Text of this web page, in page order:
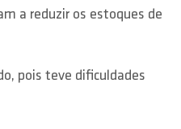
a reduzir os estoques de
pois teve dificuldades